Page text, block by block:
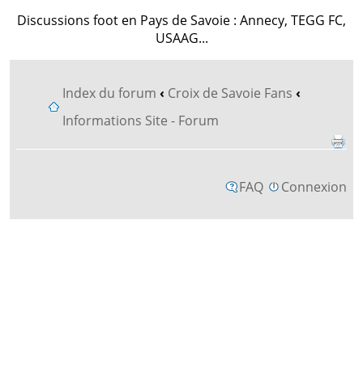
Discussions foot en Pays de Savoie : Annecy, TEGG FC,
USAAG...
Index du forum ‹ Croix de Savoie Fans ‹
Informations Site - Forum
FAQ Connexion